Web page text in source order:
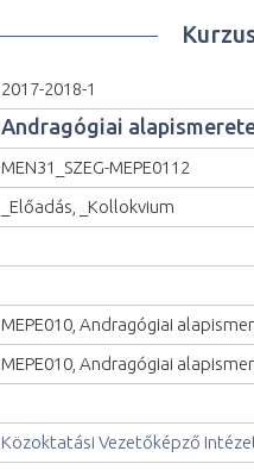
2017-2018-1
Andragógiai
MEN31_SZEG-MEPE0112
_Előadás, _Kollokvium
MEPE010, Andragógiai
MEPE010, Andragógiai
Közoktatási Vezetőképző